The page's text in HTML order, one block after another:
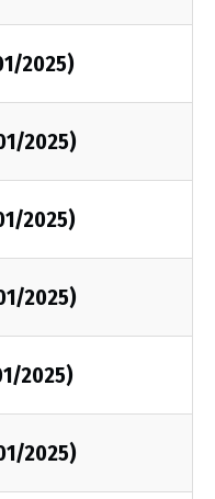
2025)
2025)
2025)
2025)
2025)
2025)